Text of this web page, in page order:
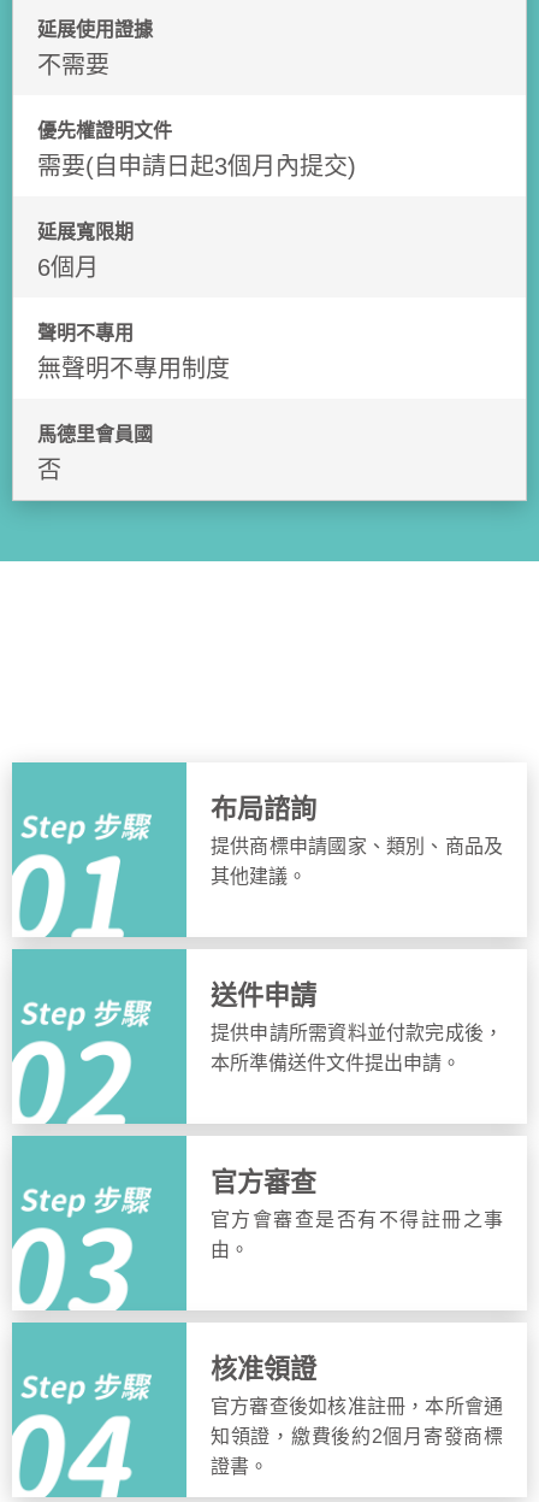
延展使用證據
不需要
優先權證明文件
需要(自申請日起3個月內提交)
延展寬限期
6個月
聲明不專用
無聲明不專用制度
馬德里會員國
否
布局諮詢
提供商標申請國家、類別、商品及
其他建議。
送件申請
提供申請所需資料並付款完成後，
本所準備送件文件提出申請。
官方審查
官方會審查是否有不得註冊之事
由。
核准領證
官方審查後如核准註冊，本所會通
知領證，繳費後約2個月寄發商標
證書。